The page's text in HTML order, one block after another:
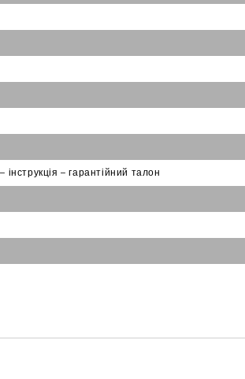
інструкція – гарантійний талон